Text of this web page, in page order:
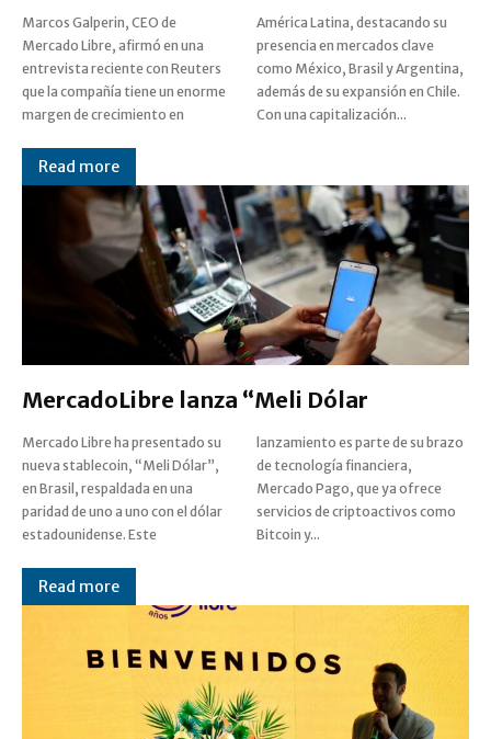
Marcos Galperin, CEO de
Mercado Libre, afirmó en una
entrevista reciente con Reuters
que la compañía tiene un enorme
margen de crecimiento en
América Latina, destacando su
presencia en mercados clave
como México, Brasil y Argentina,
además de su expansión en Chile.
Con una capitalización...
Read more
MercadoLibre lanza “Meli Dólar
Mercado Libre ha presentado su
nueva stablecoin, “Meli Dólar”,
en Brasil, respaldada en una
paridad de uno a uno con el dólar
estadounidense. Este
lanzamiento es parte de su brazo
de tecnología financiera,
Mercado Pago, que ya ofrece
servicios de criptoactivos como
Bitcoin y...
Read more